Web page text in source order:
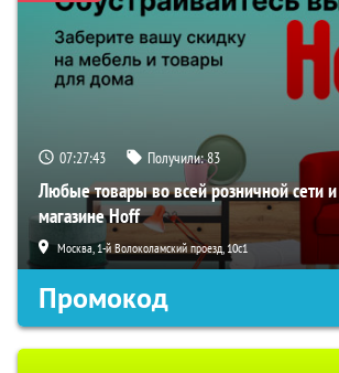
07:27:42 Получили:83
Любые товары во всей розничной сети
магазине Hoff
Москва, 1-й Волоколамский проезд, 10с1
Промокод